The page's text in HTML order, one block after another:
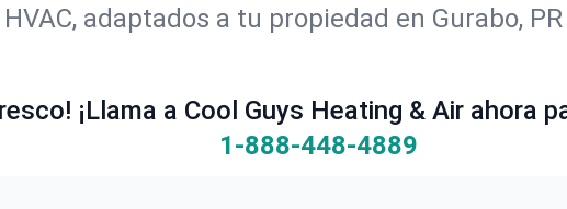
adaptados a tu propiedad en Gurabo,
¡Llama a Cool Guys Heating & Air ahora
1-888-448-4889